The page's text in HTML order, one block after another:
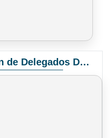
Convocatoria Elección de Delegados Docentes para el XIV Congreso Nacional de Universidades